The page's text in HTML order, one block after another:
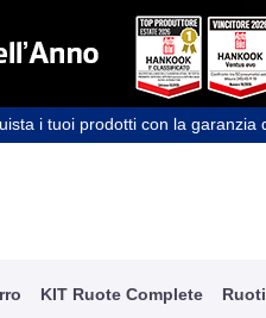
i tuoi prodotti con la garanzia
KIT Ruote Complete